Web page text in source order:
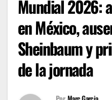
Mundial 2026:
en México,
Sheinbaum y
de la jornada